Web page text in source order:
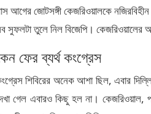
আগের জোটসঙ্গী কেজরিওয়ালকে
সুফলটা তুলে নিল বিজেপি। কেজরিওয়ালের
ফের ব্যর্থ কংগ্রেস
শিবিরের অনেক আশা ছিল, এবার
গেল এবারও কিছু হল না। কেজরিওয়াল,